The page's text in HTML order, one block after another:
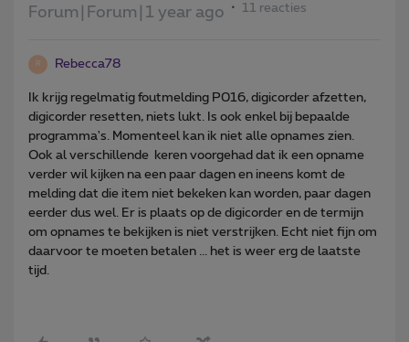
Forum|Forum|1 year ago 11 reacties
R Rebecca78
Ik krijg regelmatig foutmelding P016, digicorder afzetten,
digicorder resetten, niets lukt. Is ook enkel bij bepaalde
programma's. Momenteel kan ik niet alle opnames zien.
Ook al verschillende keren voorgehad dat ik een opname
verder wil kijken na een paar dagen en ineens komt de
melding dat die item niet bekeken kan worden, paar dagen
eerder dus wel. Er is plaats op de digicorder en de termijn
om opnames te bekijken is niet verstrijken. Echt niet fijn om
daarvoor te moeten betalen ... het is weer erg de laatste
tijd.